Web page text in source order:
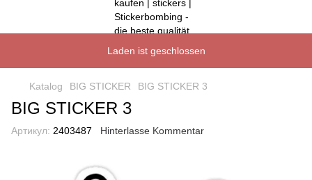
Laden ist geschlossen
Katalog BIG STICKER BIG STICKER 3
BIG STICKER 3
Артикул: 2403487 Hinterlasse Kommentar